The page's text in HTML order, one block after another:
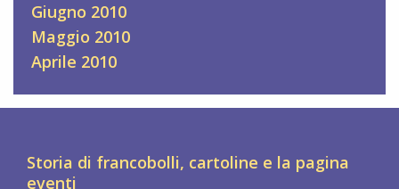
Giugno 2010
Maggio 2010
Aprile 2010
Storia di francobolli, cartoline e la pagina
eventi